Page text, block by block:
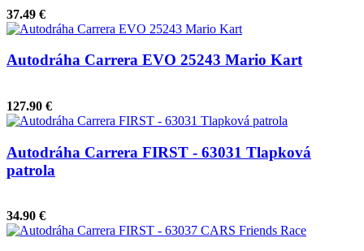
37.49 €
Autodráha Carrera EVO 25243 Mario Kart
127.90 €
Autodráha Carrera FIRST - 63031 Tlapková
patrola
34.90 €